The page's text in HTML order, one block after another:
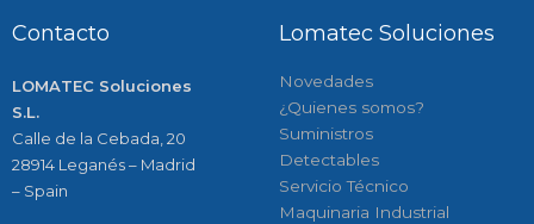
Contacto
LOMATEC Soluciones
S.L.
Calle de la Cebada, 20
28914 Leganés – Madrid
– Spain
Lomatec Soluciones
Novedades
¿Quienes somos?
Suministros
Detectables
Servicio Técnico
Maquinaria Industrial